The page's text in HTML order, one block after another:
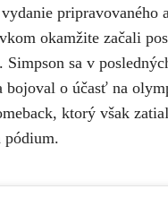
pripravovaného
okamžite začali
Simpson sa v
bojoval o účasť na
ktorý však
pódium.